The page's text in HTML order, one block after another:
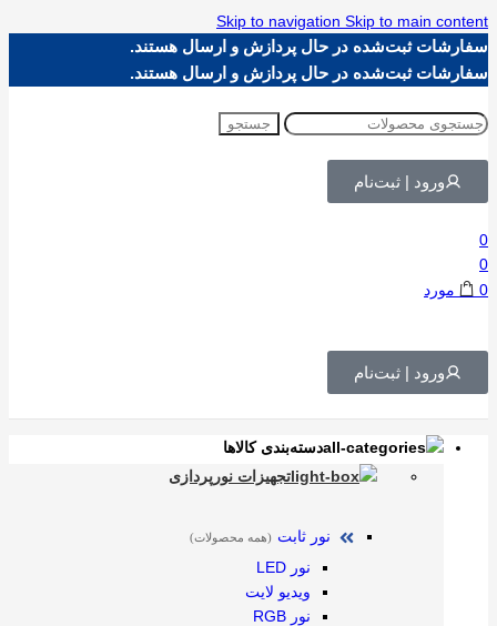
Skip to navigation Skip to main content
سفارشات ثبت‌شده در حال پردازش و ارسال هستند.
سفارشات ثبت‌شده در حال پردازش و ارسال هستند.
جستجو
ورود | ثبت‌نام
0
0
0
مورد
ورود | ثبت‌نام
دسته‌بندی کالاها
تجهیزات نورپردازی
نور ثابت (همه محصولات)
نور LED
ویدیو لایت
نور RGB